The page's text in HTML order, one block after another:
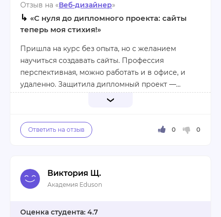
Отзыв на «Веб-дизайнер»
↳ «С нуля до дипломного проекта: сайты
теперь моя стихия!»
Пришла на курс без опыта, но с желанием
научиться создавать сайты. Профессия
перспективная, можно работать и в офисе, и
удаленно. Защитила дипломный проект —
теперь есть кейс для портфолио. Планирую
- Перспективная профессия (офис/удалёнка).
- Есть кейс для портфолио после защиты.
Минусы:
Виктория Щ.
Академия Eduson
4.7